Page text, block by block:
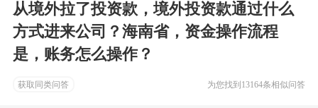
从境外拉了投资款，境外投资款通过什么
方式进来公司？海南省，资金操作流程
是，账务怎么操作？
获取同类问答 为您找到13164条相似问答